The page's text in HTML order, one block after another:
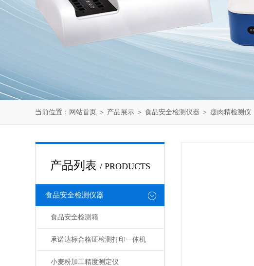
当前位置： 网站首页 ＞ 产品展示 ＞ 食品安全检测仪器 ＞ 瘦肉精检测仪
产品列表 / PRODUCTS
食品安全检测仪器
食品安全检测箱
承诺达标合格证检测打印一体机
小麦粉加工精度测定仪